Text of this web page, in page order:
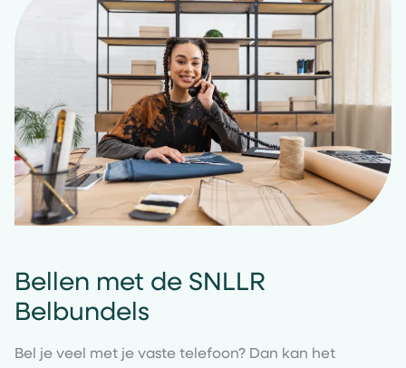
Bellen met de SNLLR
Belbundels
Bel je veel met je vaste telefoon? Dan kan het